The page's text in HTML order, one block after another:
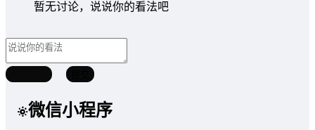
暂无讨论，说说你的看法吧
微信小程序